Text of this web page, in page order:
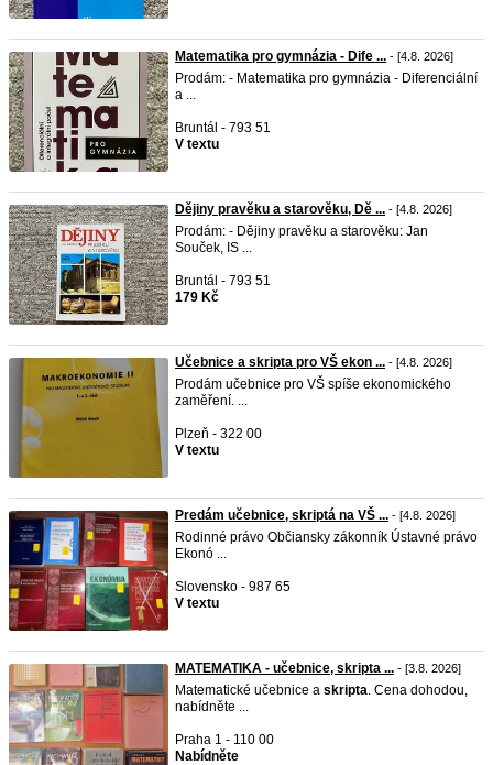
Matematika pro gymnázia - Dife ... - [4.8. 2026]
Prodám: - Matematika pro gymnázia - Diferenciální
a ...
Bruntál - 793 51
V textu
Dějiny pravěku a starověku, Dě ... - [4.8. 2026]
Prodám: - Dějiny pravěku a starověku: Jan
Souček, IS ...
Bruntál - 793 51
179 Kč
Učebnice a skripta pro VŠ ekon ... - [4.8. 2026]
Prodám učebnice pro VŠ spíše ekonomického
zaměření. ...
Plzeň - 322 00
V textu
Predám učebnice, skriptá na VŠ ... - [4.8. 2026]
Rodinné právo Občiansky zákonník Ústavné právo
Ekonó ...
Slovensko - 987 65
V textu
MATEMATIKA - učebnice, skripta ... - [3.8. 2026]
Matematické učebnice a skripta. Cena dohodou,
nabídněte ...
Praha 1 - 110 00
Nabídněte